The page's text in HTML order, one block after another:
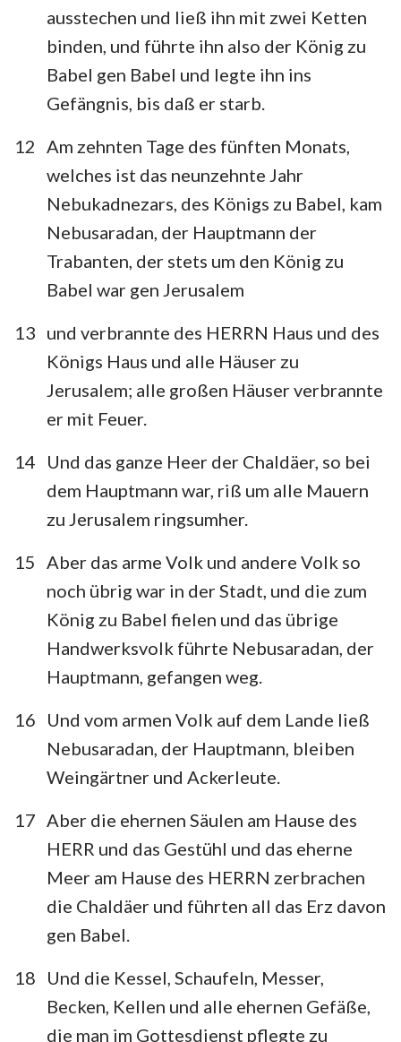
ausstechen und ließ ihn mit zwei Ketten
binden, und führte ihn also der König zu
Babel gen Babel und legte ihn ins
Gefängnis, bis daß er starb.
12
Am zehnten Tage des fünften Monats,
welches ist das neunzehnte Jahr
Nebukadnezars, des Königs zu Babel, kam
Nebusaradan, der Hauptmann der
Trabanten, der stets um den König zu
Babel war gen Jerusalem
13 und verbrannte des HERRN Haus und des
Königs Haus und alle Häuser zu
Jerusalem; alle großen Häuser verbrannte
er mit Feuer.
14
Und das ganze Heer der Chaldäer, so bei
dem Hauptmann war, riß um alle Mauern
zu Jerusalem ringsumher.
15
Aber das arme Volk und andere Volk so
noch übrig war in der Stadt, und die zum
König zu Babel fielen und das übrige
Handwerksvolk führte Nebusaradan, der
Hauptmann, gefangen weg.
16
Und vom armen Volk auf dem Lande ließ
Nebusaradan, der Hauptmann, bleiben
Weingärtner und Ackerleute.
17 Aber die ehernen Säulen am Hause des
HERR und das Gestühl und das eherne
Meer am Hause des HERRN zerbrachen
die Chaldäer und führten all das Erz davon
gen Babel.
18
Und die Kessel, Schaufeln, Messer,
Becken, Kellen und alle ehernen Gefäße,
die man im Gottesdienst pflegte zu